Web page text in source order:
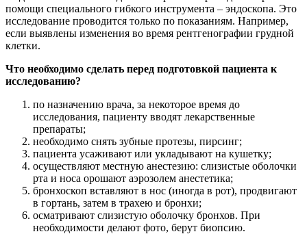
помощи специального гибкого инструмента – эндоскопа. Это
исследование проводится только по показаниям. Например,
если выявлены изменения во время рентгенографии грудной
клетки.
Что необходимо сделать перед подготовкой пациента к
исследованию?
по назначению врача, за некоторое время до
исследования, пациенту вводят лекарственные
препараты;
необходимо снять зубные протезы, пирсинг;
пациента усаживают или укладывают на кушетку;
осуществляют местную анестезию: слизистые оболочки
рта и носа орошают аэрозолем анестетика;
бронхоскоп вставляют в нос (иногда в рот), продвигают
в гортань, затем в трахею и бронхи;
осматривают слизистую оболочку бронхов. При
необходимости делают фото, берут биопсию.